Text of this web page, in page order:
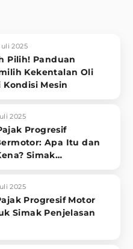
2025
Pilih! Panduan
Kekentalan Oli
Kondisi Mesin
2025
Progresif
Apa Itu dan
Simak
2025
Progresif Motor
Simak Penjelasan